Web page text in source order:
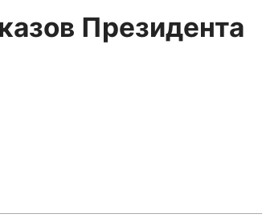
Президента